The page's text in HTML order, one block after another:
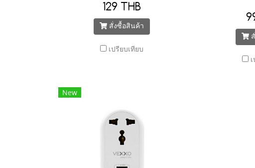
129 THB
สั่งซื้อสินค้า
เปรียบเทียบ
New